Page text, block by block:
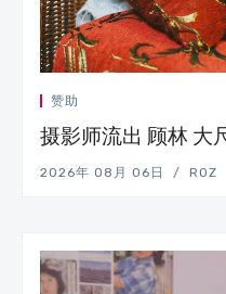
赞助
摄影师流出 顾林 大
2026年 08月 06日 ROZ